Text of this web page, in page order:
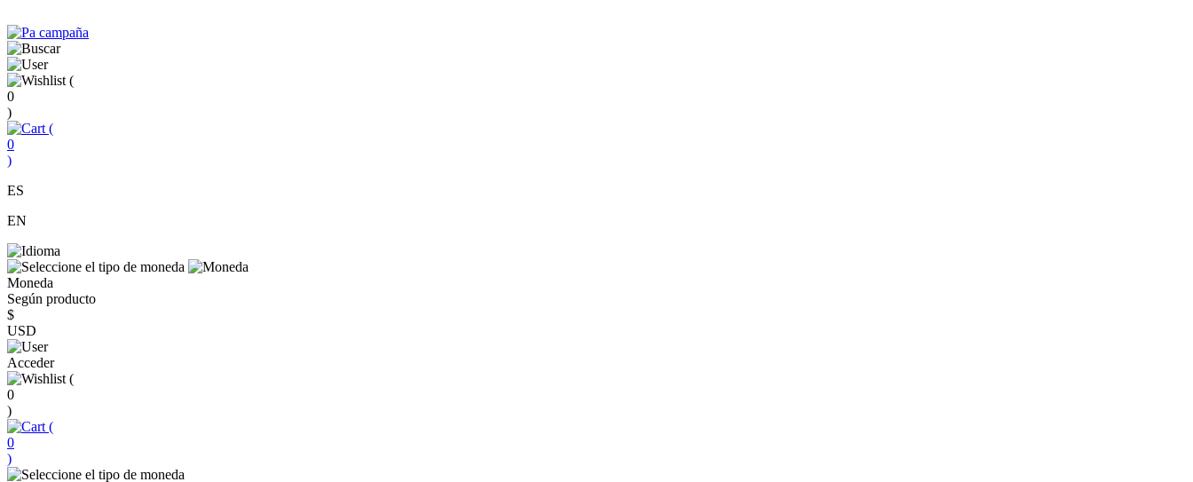
(
0
)
(
0
)
ES
EN
Moneda
Según producto
$
USD
Acceder
(
0
)
(
0
)